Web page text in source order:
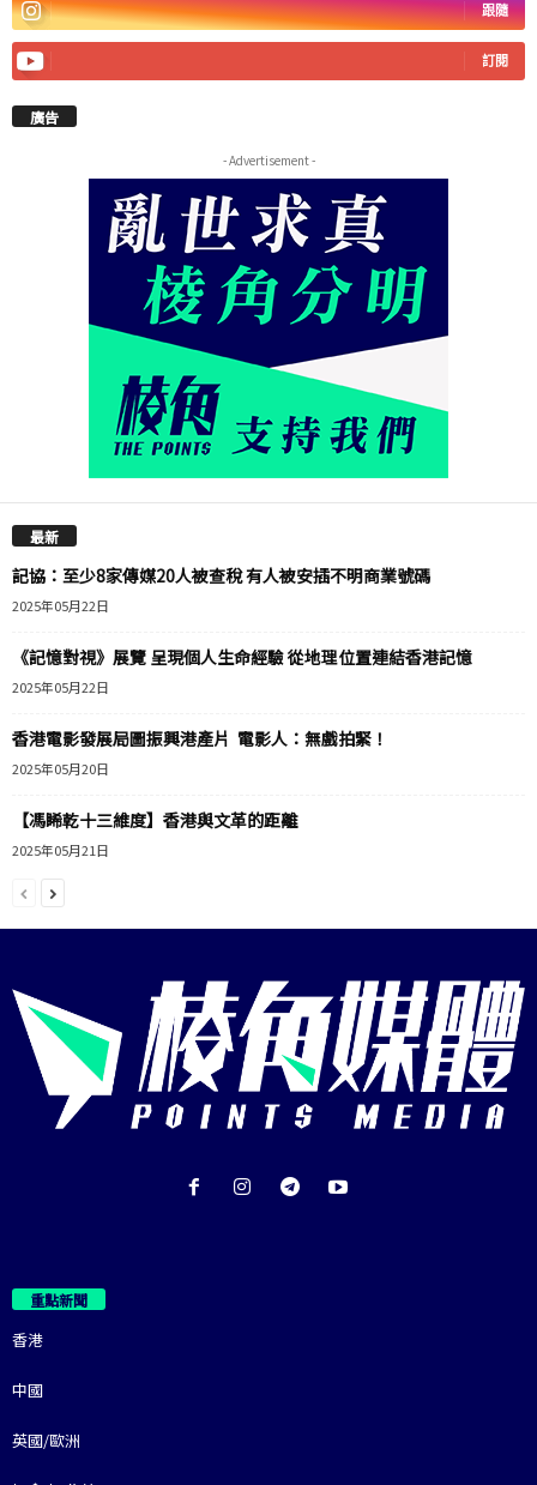
跟隨
訂閱
廣告
- Advertisement -
最新
記協：至少8家傳媒20人被查稅 有人被安插不明商業號碼
2025年05月22日
《記憶對視》展覽 呈現個人生命經驗 從地理位置連結香港記憶
2025年05月22日
香港電影發展局圖振興港產片 電影人：無戲拍緊！
2025年05月20日
【馮睎乾十三維度】香港與文革的距離
2025年05月21日
重點新聞
香港
中國
英國/歐洲